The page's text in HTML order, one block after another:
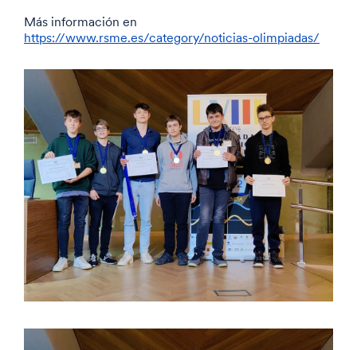
Más información en
https://www.rsme.es/category/noticias-olimpiadas/